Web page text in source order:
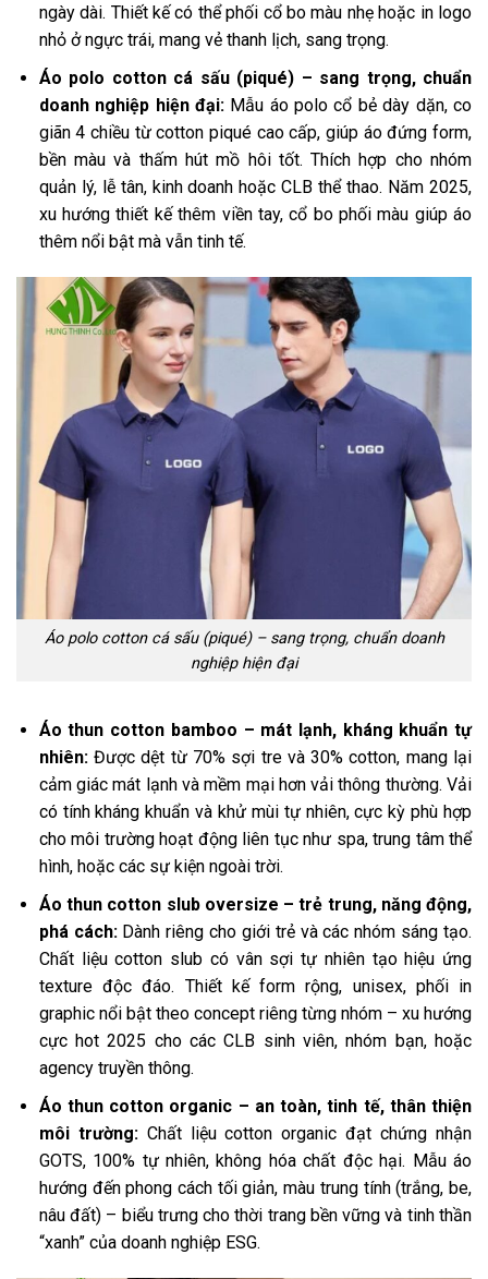
ngày dài. Thiết kế có thể phối cổ bo màu nhẹ hoặc in logo
nhỏ ở ngực trái, mang vẻ thanh lịch, sang trọng.
Áo polo cotton cá sấu (piqué) – sang trọng, chuẩn
doanh nghiệp hiện đại:Mẫu áo polo cổ bẻ dày dặn, co
giãn 4 chiều từ cotton piqué cao cấp, giúp áo đứng form,
bền màu và thấm hút mồ hôi tốt. Thích hợp cho nhóm
quản lý, lễ tân, kinh doanh hoặc CLB thể thao. Năm 2025,
xu hướng thiết kế thêm viền tay, cổ bo phối màu giúp áo
thêm nổi bật mà vẫn tinh tế.
Áo polo cotton cá sấu (piqué) – sang trọng, chuẩn doanh
nghiệp hiện đại
Áo thun cotton bamboo – mát lạnh, kháng khuẩn tự
nhiên:Được dệt từ 70% sợi tre và 30% cotton, mang lại
cảm giác mát lạnh và mềm mại hơn vải thông thường. Vải
có tính kháng khuẩn và khử mùi tự nhiên, cực kỳ phù hợp
cho môi trường hoạt động liên tục như spa, trung tâm thể
hình, hoặc các sự kiện ngoài trời.
Áo thun cotton slub oversize – trẻ trung, năng động,
phá cách:Dành riêng cho giới trẻ và các nhóm sáng tạo.
Chất liệu cotton slub có vân sợi tự nhiên tạo hiệu ứng
texture độc đáo. Thiết kế form rộng, unisex, phối in
graphic nổi bật theo concept riêng từng nhóm – xu hướng
cực hot 2025 cho các CLB sinh viên, nhóm bạn, hoặc
agency truyền thông.
Áo thun cotton organic – an toàn, tinh tế, thân thiện
môi trường:Chất liệu cotton organic đạt chứng nhận
GOTS, 100% tự nhiên, không hóa chất độc hại. Mẫu áo
hướng đến phong cách tối giản, màu trung tính (trắng, be,
nâu đất) – biểu trưng cho thời trang bền vững và tinh thần
“xanh” của doanh nghiệp ESG.